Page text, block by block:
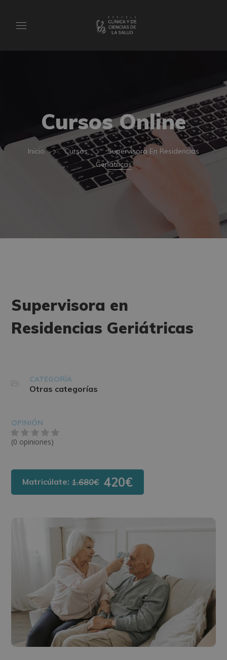
Cursos Online
Inicio Cursos
Supervisora En Residencias
Geriátricas
Supervisora en
Residencias Geriátricas
CATEGORÍA
Otras categorías
OPINIÓN
(0 opiniones)
Matricúlate:1.680€ 420€